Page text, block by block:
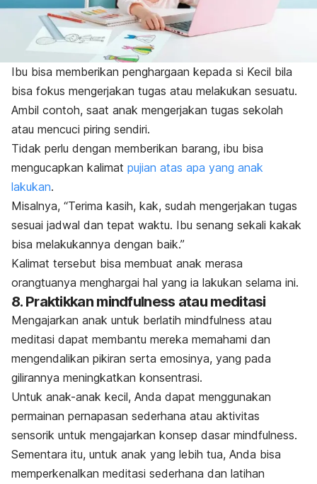
Ibu bisa memberikan penghargaan kepada si Kecil bila
bisa fokus mengerjakan tugas atau melakukan sesuatu.
Ambil contoh, saat anak mengerjakan tugas sekolah
atau mencuci piring sendiri.
Tidak perlu dengan memberikan barang, ibu bisa
mengucapkan kalimat pujian atas apa yang anak
lakukan.
Misalnya, “Terima kasih, kak, sudah mengerjakan tugas
sesuai jadwal dan tepat waktu. Ibu senang sekali kakak
bisa melakukannya dengan baik.”
Kalimat tersebut bisa membuat anak merasa
orangtuanya menghargai hal yang ia lakukan selama ini.
8. Praktikkan mindfulness atau meditasi
Mengajarkan anak untuk berlatih mindfulness atau
meditasi dapat membantu mereka memahami dan
mengendalikan pikiran serta emosinya, yang pada
gilirannya meningkatkan konsentrasi.
Untuk anak-anak kecil, Anda dapat menggunakan
permainan pernapasan sederhana atau aktivitas
sensorik untuk mengajarkan konsep dasar mindfulness.
Sementara itu, untuk anak yang lebih tua, Anda bisa
memperkenalkan meditasi sederhana dan latihan